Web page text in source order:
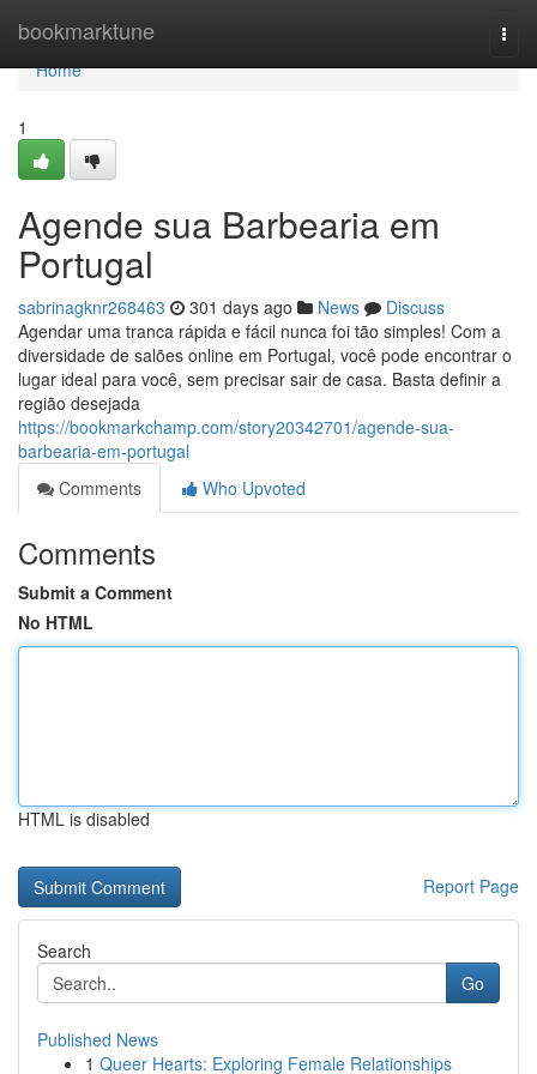
bookmarktune
Home
Home
1
Agende sua Barbearia em
Portugal
sabrinagknr268463 301 days ago News
Discuss
Agendar uma tranca rápida e fácil nunca foi tão simples! Com a
diversidade de salões online em Portugal, você pode encontrar o
lugar ideal para você, sem precisar sair de casa. Basta definir a
região desejada
https://bookmarkchamp.com/story20342701/agende-sua-
barbearia-em-portugal
Comments
Who Upvoted
Comments
Submit a Comment
No HTML
HTML is disabled
Report Page
Search
Go
Published News
1 Queer Hearts: Exploring Female Relationships